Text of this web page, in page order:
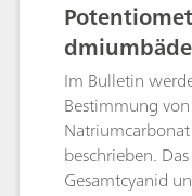
Im Bulletin
Bestimmung
beschrieben.
Gesamtcyanid